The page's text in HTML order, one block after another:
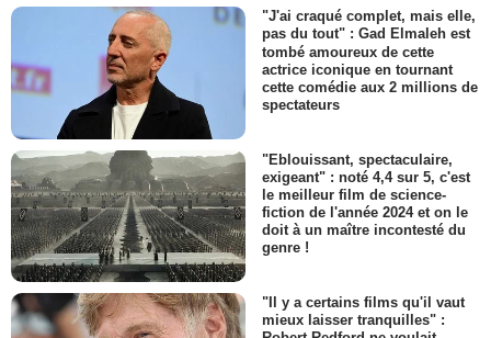
"J'ai craqué complet, mais elle,
pas du tout" : Gad Elmaleh est
tombé amoureux de cette
actrice iconique en tournant
cette comédie aux 2 millions de
spectateurs
"Eblouissant, spectaculaire,
exigeant" : noté 4,4 sur 5, c'est
le meilleur film de science-
fiction de l'année 2024 et on le
doit à un maître incontesté du
genre !
"Il y a certains films qu'il vaut
mieux laisser tranquilles" :